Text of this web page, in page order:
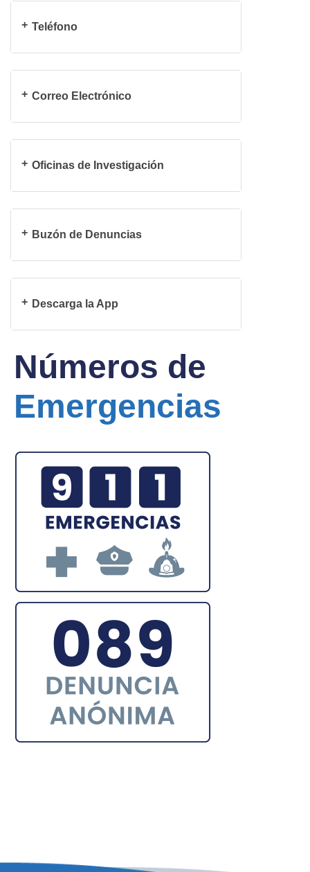
Teléfono
Correo Electrónico
Oficinas de Investigación
Buzón de Denuncias
Descarga la App
Números de
Emergencias